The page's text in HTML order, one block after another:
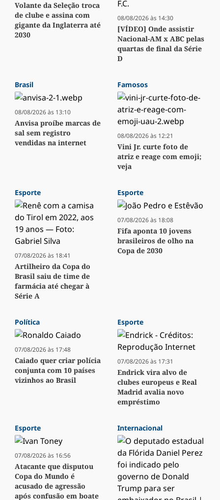
Volante da Seleção troca
de clube e assina com
gigante da Inglaterra até
2030
08/08/2026 às 14:30
[VÍDEO] Onde assistir
Nacional-AM x ABC pelas
quartas de final da Série
D
Brasil
08/08/2026 às 13:10
Anvisa proíbe marcas de
sal sem registro
vendidas na internet
Famosos
08/08/2026 às 12:21
Vini Jr. curte foto de
atriz e reage com emoji;
veja
Esporte
07/08/2026 às 18:41
Artilheiro da Copa do
Brasil saiu de time de
farmácia até chegar à
Série A
Esporte
07/08/2026 às 18:08
Fifa aponta 10 jovens
brasileiros de olho na
Copa de 2030
Política
07/08/2026 às 17:48
Caiado quer criar polícia
conjunta com 10 países
vizinhos ao Brasil
Esporte
07/08/2026 às 17:31
Endrick vira alvo de
clubes europeus e Real
Madrid avalia novo
empréstimo
Esporte
07/08/2026 às 16:56
Atacante que disputou
Copa do Mundo é
acusado de agressão
após confusão em boate
Internacional